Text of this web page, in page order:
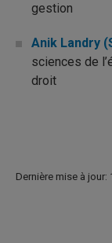
gestion
Anik Landry
sciences de
droit
Dernière mise à jour: